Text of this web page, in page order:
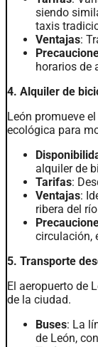
siendo
taxis
Ventajas:
horarios de
4. Alquiler de
León promueve
ecológica para
alquiler de
Tarifas:
Ventajas:
ribera del
circulación,
5. Transporte
El aeropuerto de
de la ciudad.
Buses: La
de León,